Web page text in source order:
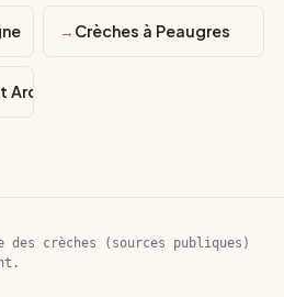
Crèches à Peaugres
des crèches (sources publiques)